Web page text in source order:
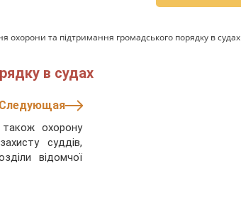
охорони та підтримання громадського порядку в судах
в судах
Следующая
охорону
суддів,
відомчої